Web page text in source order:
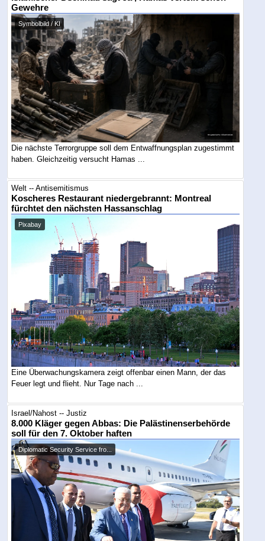
Gewehre
Symbolbild / KI
Die nächste Terrorgruppe soll dem Entwaffnungsplan zugestimmt
haben. Gleichzeitig versucht Hamas ...
Welt -- Antisemitismus
Koscheres Restaurant niedergebrannt: Montreal
fürchtet den nächsten Hassanschlag
Pixabay
Eine Überwachungskamera zeigt offenbar einen Mann, der das
Feuer legt und flieht. Nur Tage nach ...
Israel/Nahost -- Justiz
8.000 Kläger gegen Abbas: Die Palästinenserbehörde
soll für den 7. Oktober haften
Diplomatic Security Service fro...